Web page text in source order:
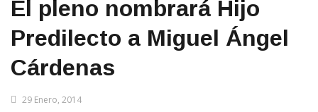
El pleno nombrará Hijo
Predilecto a Miguel Ángel
Cárdenas
29 Enero, 2014